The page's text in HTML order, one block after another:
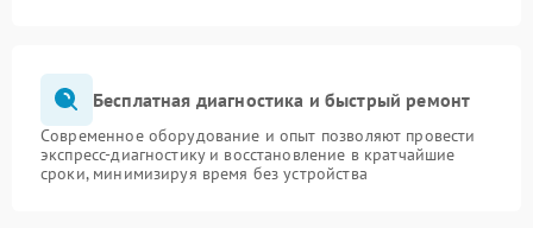
Бесплатная диагностика и быстрый ремонт
Современное оборудование и опыт позволяют провести
экспресс-диагностику и восстановление в кратчайшие
сроки, минимизируя время без устройства